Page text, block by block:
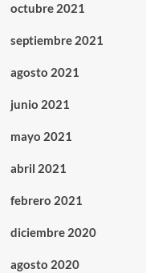
octubre 2021
septiembre 2021
agosto 2021
junio 2021
mayo 2021
abril 2021
febrero 2021
diciembre 2020
agosto 2020